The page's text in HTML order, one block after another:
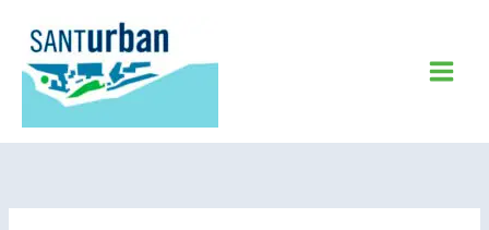
contenido